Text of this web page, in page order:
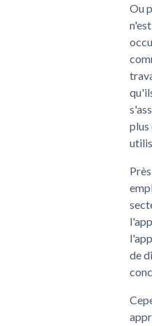
Ou
plus
de